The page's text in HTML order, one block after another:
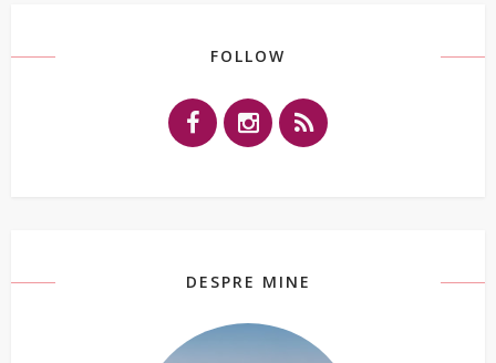
FOLLOW
DESPRE MINE